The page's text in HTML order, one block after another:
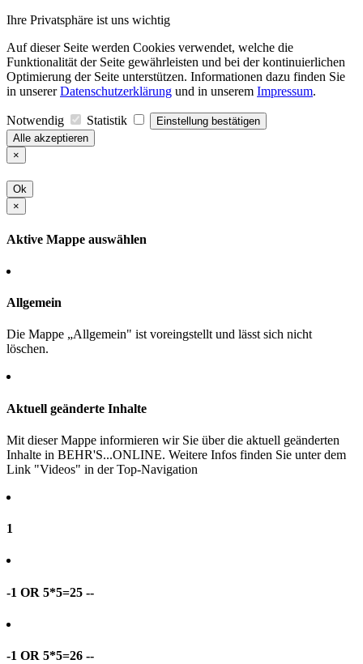
Ihre Privatsphäre ist uns wichtig
Auf dieser Seite werden Cookies verwendet, welche die
Funktionalität der Seite gewährleisten und bei der kontinuierlichen
Optimierung der Seite unterstützen. Informationen dazu finden Sie
in unsererDatenschutzerklärung und in unserem Impressum.
Notwendig Statistik
Einstellung bestätigen
Alle akzeptieren
×
Ok
×
Aktive Mappe auswählen
Allgemein
Die Mappe „Allgemein" ist voreingstellt und lässt sich nicht
löschen.
Aktuell geänderte Inhalte
Mit dieser Mappe informieren wir Sie über die aktuell geänderten
Inhalte in BEHR'S...ONLINE. Weitere Infos finden Sie unter dem
Link "Videos" in der Top-Navigation
1
-1 OR 5*5=25 --
-1 OR 5*5=26 --